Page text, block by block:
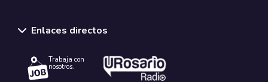
Enlaces directos
Trabaja con
nosotros.